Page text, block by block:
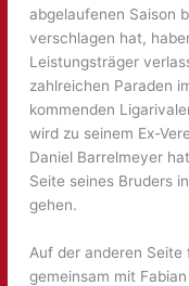
abgelaufenen Saison
verschlagen hat,
Leistungsträger
zahlreichen Paraden
kommenden
wird zu seinem Ex-
Daniel Barrelmeyer
Seite seines Bruders
gehen.
Auf der anderen
gemeinsam mit